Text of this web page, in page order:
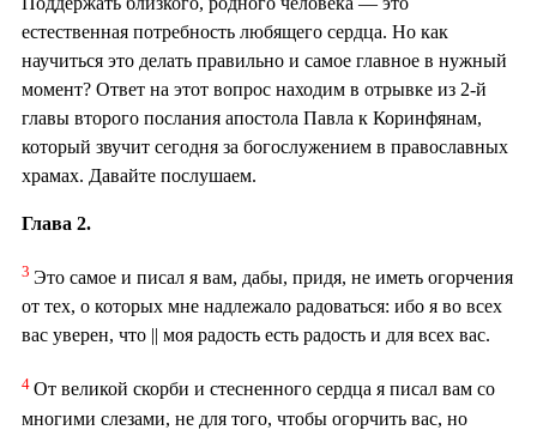
естественная потребность любящего сердца. Но как
научиться это делать правильно и самое главное в нужный
момент? Ответ на этот вопрос находим в отрывке из 2-й
главы второго послания апостола Павла к Коринфянам,
который звучит сегодня за богослужением в православных
храмах. Давайте послушаем.
Глава 2.
3 Это самое и писал я вам, дабы, придя, не иметь огорчения
от тех, о которых мне надлежало радоваться: ибо я во всех
вас уверен, что || моя радость есть радость и для всех вас.
4 От великой скорби и стесненного сердца я писал вам со
многими слезами, не для того, чтобы огорчить вас, но